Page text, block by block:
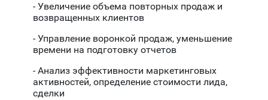
- Увеличение объема повторных продаж и
возвращенных клиентов
- Управление воронкой продаж, уменьшение
времени на подготовку отчетов
- Анализ эффективности маркетинговых
активностей, определение стоимости лида,
сделки